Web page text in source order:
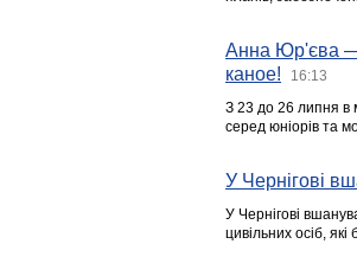
Анна Юр'єва —
каное!
16:13
З 23 до 26 липня в
серед юніорів та
У Чернігові
У Чернігові
цивільних осіб,